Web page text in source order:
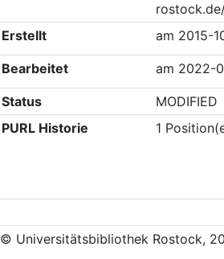
Erstellt
am 2015-
Bearbeitet am 2022-
Status
MODIFIED
PURL Historie
1
© Universitätsbibliothek Rostock,